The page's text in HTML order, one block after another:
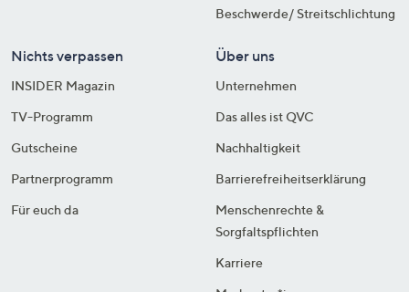
Beschwerde/ Streitschlichtung
Nichts verpassen
INSIDER Magazin
TV-Programm
Gutscheine
Partnerprogramm
Für euch da
Über uns
Unternehmen
Das alles ist QVC
Nachhaltigkeit
Barrierefreiheitserklärung
Menschenrechte &
Sorgfaltspflichten
Karriere